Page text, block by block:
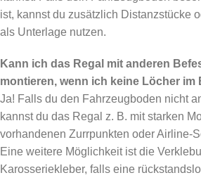
ist, kannst du zusätzlich Distanzstücke
als Unterlage nutzen.
Kann ich das Regal mit anderen
montieren, wenn ich keine Löcher im
Ja! Falls du den Fahrzeugboden nicht
kannst du das Regal z. B. mit starken
vorhandenen Zurrpunkten oder Airline-
Eine weitere Möglichkeit ist die
Karosseriekleber, falls eine